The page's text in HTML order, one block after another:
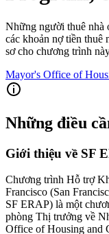
Những người thuê nhà
các khoản nợ tiền thuê
sơ cho chương trình
Mayor's Office of
Những điều
Giới thiệu về SF
Chương trình Hỗ trợ
Francisco (San
SF ERAP) là một
phòng Thị trưởng về
Office of Housing and